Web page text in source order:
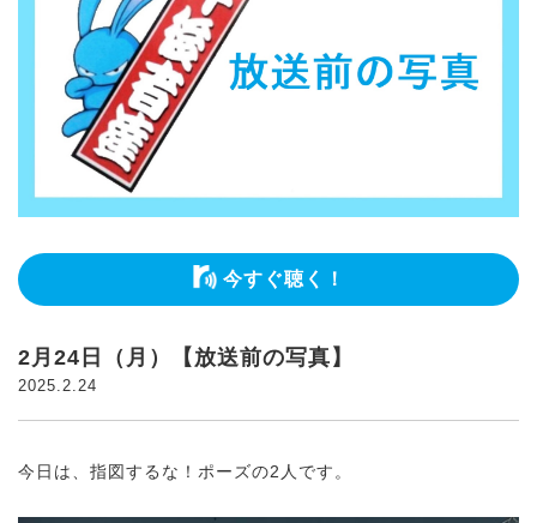
今すぐ聴く！
2月24日（月）【放送前の写真】
2025.2.24
今日は、指図するな！ポーズの2人です。